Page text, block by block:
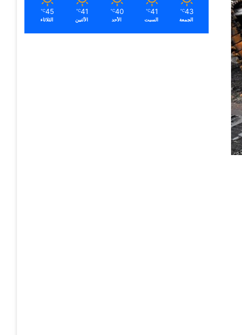
43
℃
الجمعة
41
℃
السبت
40
℃
الأحد
41
℃
الأثنين
45
℃
الثلاثاء